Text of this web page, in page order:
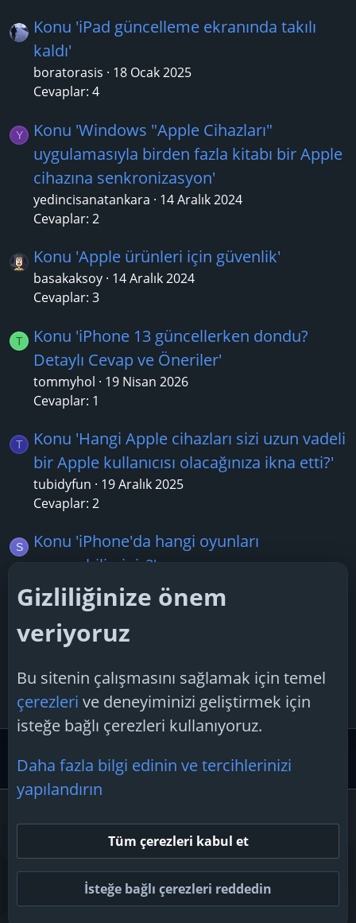
Konu 'iPad güncelleme ekranında takılı
kaldı'
boratorasis
18 Ocak 2025
Cevaplar: 4
Y
Konu 'Windows "Apple Cihazları"
uygulamasıyla birden fazla kitabı bir Apple
cihazına senkronizasyon'
yedincisanatankara
14 Aralık 2024
Cevaplar: 2
Konu 'Apple ürünleri için güvenlik'
basakaksoy 14 Aralık 2024
Cevaplar: 3
T
Konu 'iPhone 13 güncellerken dondu?
Detaylı Cevap ve Öneriler'
tommyhol
19 Nisan 2026
Cevaplar: 1
T
Konu 'Hangi Apple cihazları sizi uzun vadeli
bir Apple kullanıcısı olacağınıza ikna etti?'
tubidyfun
19 Aralık 2025
Cevaplar: 2
S
Konu 'iPhone'da hangi oyunları
oynayabilirsiniz?'
selimkurus
14 Aralık 2025
Cevaplar: 2
Konu 'iOS 19 Haziran'da Bu Yeni
Özelliklerle Geliyor (2026 Güncel)'
22 Mart 2025
Cevaplar: 4
Akıllı Cihazlar Apple iOS
Şartlar ve kurallar
Gizlilik politikası
Yardım
Ana sayfa
R
S
Topluluk platform by TechForumTR
Gizliliğinize önem
veriyoruz
Bu sitenin çalışmasını sağlamak için temel
çerezleri ve deneyiminizi geliştirmek için
isteğe bağlı çerezleri kullanıyoruz.
Daha fazla bilgi edinin ve tercihlerinizi
yapılandırın
Tüm çerezleri kabul et
İsteğe bağlı çerezleri reddedin